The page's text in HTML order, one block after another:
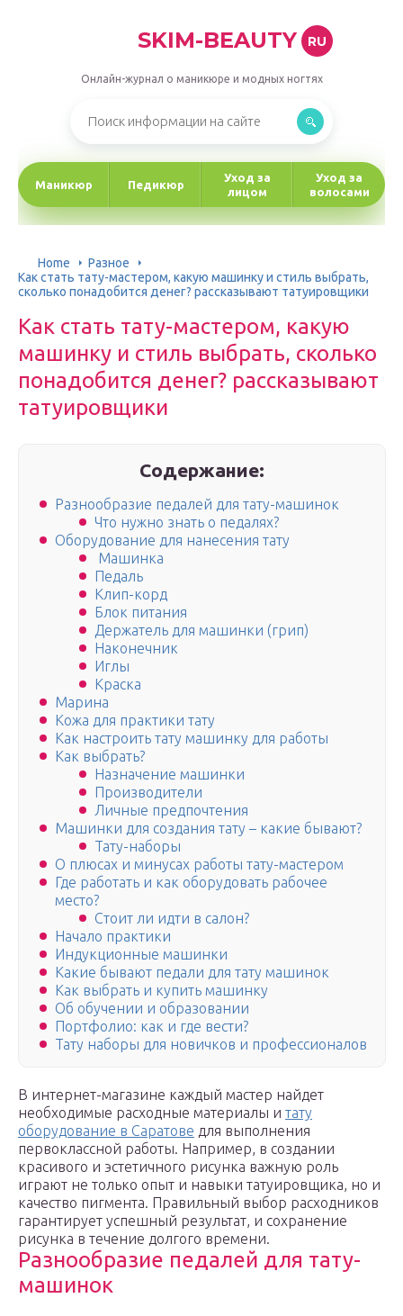
SKIM-BEAUTY RU
Онлайн-журнал о маникюре и модных ногтях
Маникюр Педикюр
Уход за
лицом
Уход за
волосами
Home
Разное
Как стать тату-мастером, какую машинку и стиль выбрать,
сколько понадобится денег? рассказывают татуировщики
Как стать тату-мастером, какую
машинку и стиль выбрать, сколько
понадобится денег? рассказывают
татуировщики
Содержание:
Разнообразие педалей для тату-машинок
Что нужно знать о педалях?
Оборудование для нанесения тату
Машинка
Педаль
Клип-корд
Блок питания
Держатель для машинки (грип)
Наконечник
Иглы
Краска
Марина
Кожа для практики тату
Как настроить тату машинку для работы
Как выбрать?
Назначение машинки
Производители
Личные предпочтения
Машинки для создания тату – какие бывают?
Тату-наборы
О плюсах и минусах работы тату-мастером
Где работать и как оборудовать рабочее
место?
Стоит ли идти в салон?
Начало практики
Индукционные машинки
Какие бывают педали для тату машинок
Как выбрать и купить машинку
Об обучении и образовании
Портфолио: как и где вести?
Тату наборы для новичков и профессионалов
В интернет-магазине каждый мастер найдет
необходимые расходные материалы и тату
оборудование в Саратове для выполнения
первоклассной работы. Например, в создании
красивого и эстетичного рисунка важную роль
играют не только опыт и навыки татуировщика, но и
качество пигмента. Правильный выбор расходников
гарантирует успешный результат, и сохранение
рисунка в течение долгого времени.
Разнообразие педалей для тату-
машинок